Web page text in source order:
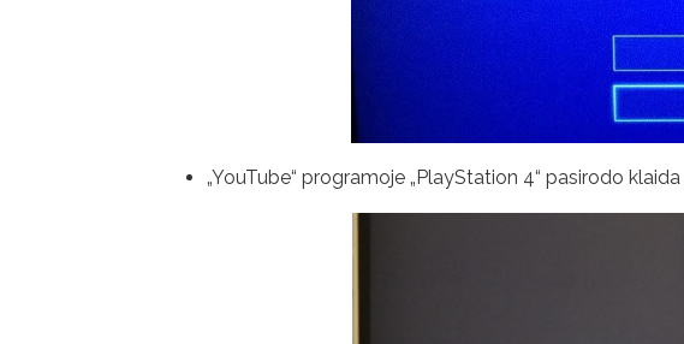
„YouTube“ programoje „PlayStation 4“ pasirodo klaida